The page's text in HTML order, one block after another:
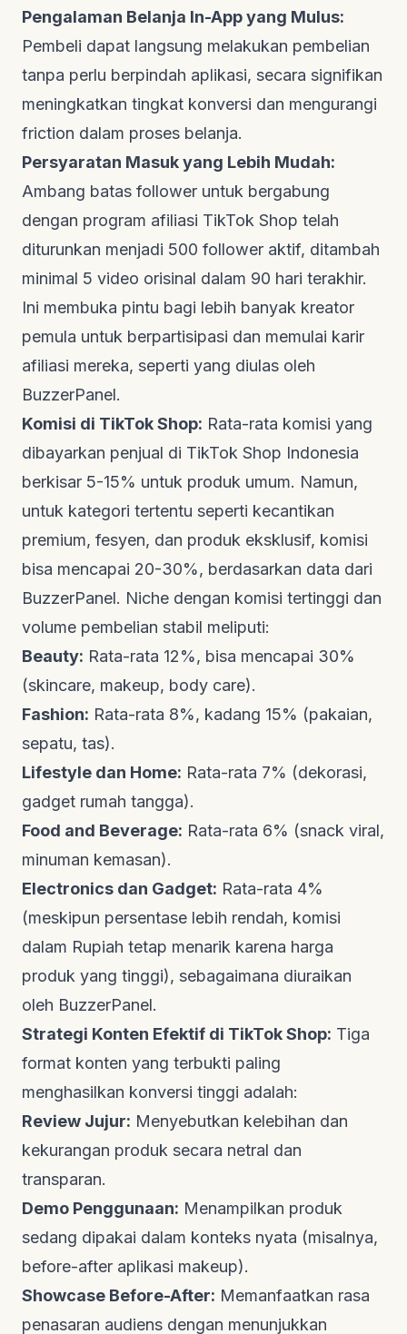
Pengalaman Belanja In-Appyang Mulus:
Pembeli dapat langsung melakukan pembelian
tanpa perlu berpindah aplikasi, secara signifikan
meningkatkan tingkat konversi dan mengurangi
friction dalam proses belanja.
Persyaratan Masuk yang Lebih Mudah:
Ambang batas follower untuk bergabung
dengan program afiliasi TikTok Shop telah
diturunkan menjadi 500 follower aktif, ditambah
minimal 5 video orisinal dalam 90 hari terakhir.
Ini membuka pintu bagi lebih banyak kreator
pemula untuk berpartisipasi dan memulai karir
afiliasi mereka, seperti yang diulas oleh
BuzzerPanel.
Komisi di TikTok Shop: Rata-rata komisi yang
dibayarkan penjual di TikTok Shop Indonesia
berkisar 5-15% untuk produk umum. Namun,
untuk kategori tertentu seperti kecantikan
premium, fesyen, dan produk eksklusif, komisi
bisa mencapai 20-30%, berdasarkan data dari
BuzzerPanel. Niche dengan komisi tertinggi dan
volume pembelian stabil meliputi:
Beauty: Rata-rata 12%, bisa mencapai 30%
(skincare, makeup, body care).
Fashion: Rata-rata 8%, kadang 15% (pakaian,
sepatu, tas).
Lifestyle dan Home: Rata-rata 7% (dekorasi,
gadget rumah tangga).
Food and Beverage: Rata-rata 6% (snack viral,
minuman kemasan).
Electronics dan Gadget: Rata-rata 4%
(meskipun persentase lebih rendah, komisi
dalam Rupiah tetap menarik karena harga
produk yang tinggi), sebagaimana diuraikan
oleh BuzzerPanel.
Strategi Konten Efektif di TikTok Shop: Tiga
format konten yang terbukti paling
menghasilkan konversi tinggi adalah:
Review Jujur: Menyebutkan kelebihan dan
kekurangan produk secara netral dan
transparan.
Demo Penggunaan: Menampilkan produk
sedang dipakai dalam konteks nyata (misalnya,
before-after aplikasi makeup).
Showcase Before-After: Memanfaatkan rasa
penasaran audiens dengan menunjukkan